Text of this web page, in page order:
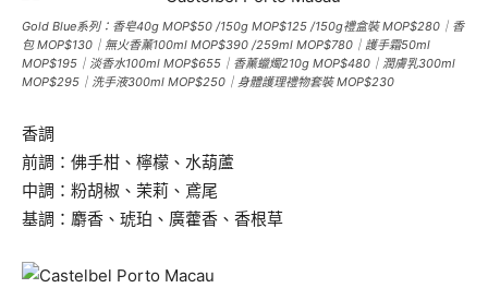
Gold Blue系列：香皂40g MOP$50 /150g MOP$125 /150g禮盒裝 MOP$280｜香
包 MOP$130｜無火香薰100ml MOP$390 /259ml MOP$780｜護手霜50ml
MOP$195｜淡香水100ml MOP$655｜香薰蠟燭210g MOP$480｜潤膚乳300ml
MOP$295｜洗手液300ml MOP$250｜身體護理禮物套裝 MOP$230
香調
前調：佛手柑、檸檬、水葫蘆
中調：粉胡椒、茉莉、鳶尾
基調：麝香、琥珀、廣藿香、香根草